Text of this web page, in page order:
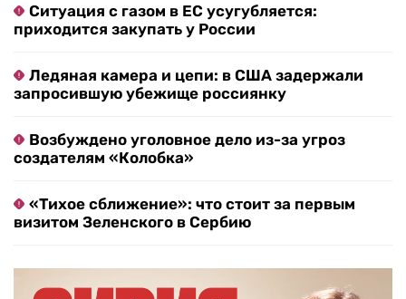
Ситуация с газом в ЕС усугубляется:
приходится закупать у России
Ледяная камера и цепи: в США задержали
запросившую убежище россиянку
Возбуждено уголовное дело из-за угроз
создателям «Колобка»
«Тихое сближение»: что стоит за первым
визитом Зеленского в Сербию